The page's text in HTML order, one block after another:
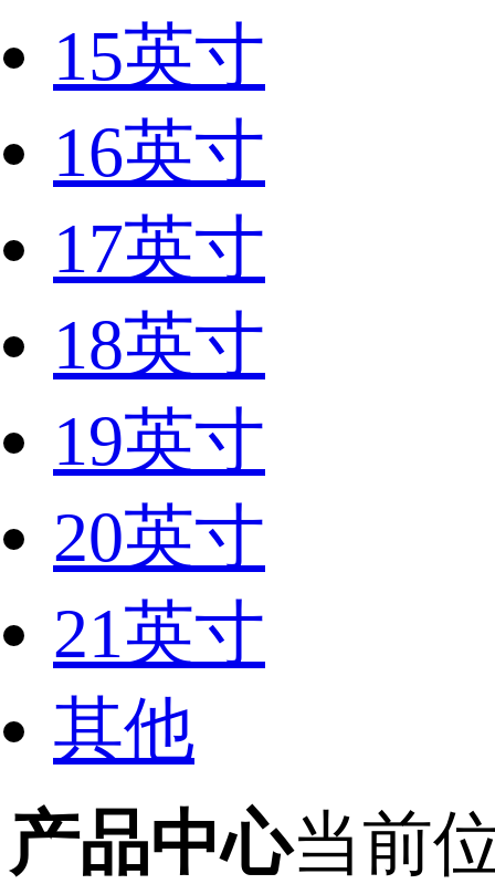
15英寸
16英寸
17英寸
18英寸
19英寸
20英寸
21英寸
其他
产品中心当前